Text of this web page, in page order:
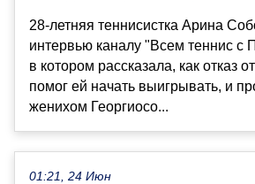
28-летняя теннисистка Арина
интервью каналу "Всем теннис с
в котором рассказала, как отказ
помог ей начать выигрывать, и
женихом Георгиосо...
01:21, 24 Июн